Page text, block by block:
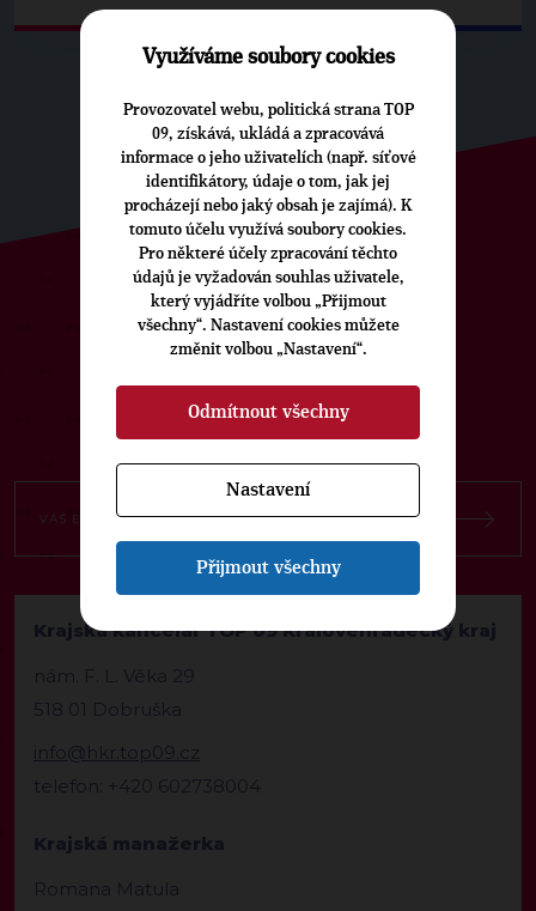
ODEBÍREJTE NÁŠ TOPOVÝ
NEWSLETTER
Krajská kancelář TOP 09 Královéhradecký kraj
nám. F. L. Věka 29
518 01 Dobruška
info@hkr.top09.cz
telefon: +420 602738004
Krajská manažerka
Romana Matula
Využíváme soubory cookies
Provozovatel webu, politická strana TOP
09, získává, ukládá a zpracovává
informace o jeho uživatelích (např. síťové
identifikátory, údaje o tom, jak jej
procházejí nebo jaký obsah je zajímá). K
tomuto účelu využívá soubory cookies.
Pro některé účely zpracování těchto
údajů je vyžadován souhlas uživatele,
který vyjádříte volbou „Přijmout
všechny“. Nastavení cookies můžete
změnit volbou „Nastavení“.
Odmítnout všechny
Nastavení
Přijmout všechny